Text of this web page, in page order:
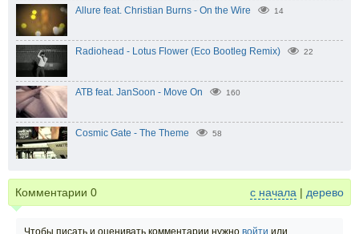
Allure feat. Christian Burns - On the Wire 14
Radiohead - Lotus Flower (Eco Bootleg Remix) 22
ATB feat. JanSoon - Move On 160
Cosmic Gate - The Theme 58
Комментарии 0 с начала | дерево